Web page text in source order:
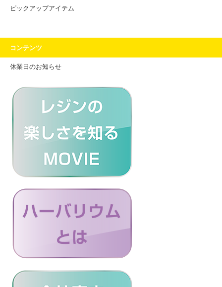
ピックアップアイテム
コンテンツ
休業日のお知らせ